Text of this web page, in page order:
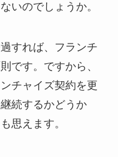
いのでしょうか。
すれば、フランチ
です。ですから、
チャイズ契約を更
続するかどうか
思えます。